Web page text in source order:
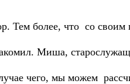
Тем более, что со
Миша,
чего, мы можем